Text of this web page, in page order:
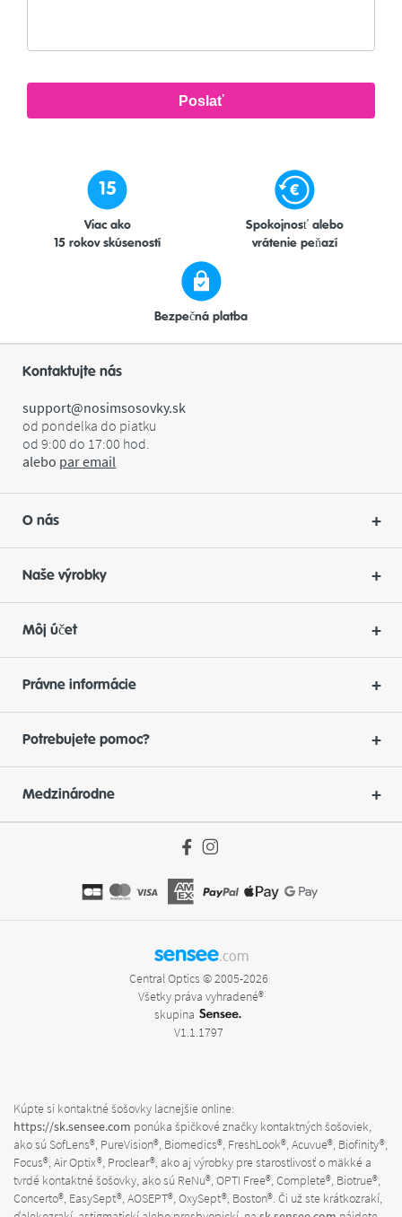
15
Viac ako
15 rokov skúseností
Bezpečná platba
Spokojnosť alebo
vrátenie peňazí
Kontaktujte nás
support@nosimsosovky.sk
od pondelka do piatku
od 9:00 do 17:00 hod.
alebo paremail
O nás
Naše výrobky
Môj účet
Právne informácie
Potrebujete pomoc?
Medzinárodne
sensee.com
Central Optics © 2005-2026
Všetky práva vyhradené®
skupina
V1.1.1797
Kúpte si kontaktné šošovky lacnejšie online:
https://sk.sensee.com ponúka špičkové značky kontaktných šošoviek,
ako sú SofLens®, PureVision®, Biomedics®, FreshLook®, Acuvue®, Biofinity®,
Focus®, Air Optix®, Proclear®, ako aj výrobky pre starostlivosť o mäkké a
tvrdé kontaktné šošovky, ako sú ReNu®, OPTI Free®, Complete®, Biotrue®,
Concerto®, EasySept®, AOSEPT®, OxySept®, Boston®. Či už ste krátkozrakí,